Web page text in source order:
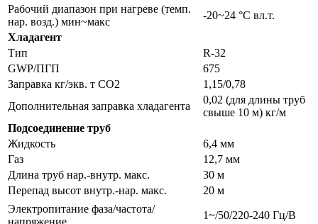
Рабочий диапазон при нагреве (темп.
нар. возд.) мин~макс
-20~24 °C вл.т.
Хладагент
Тип
R-32
GWP/ПГП
675
Заправка кг/экв. т СО2
1,15/0,78
Дополнительная заправка хладагента
0,02 (для длины труб
свыше 10 м) кг/м
Подсоединение труб
Жидкость
6,4 мм
Газ
12,7 мм
Длина труб нар.-внутр. макс.
30 м
Перепад высот внутр.-нар. макс.
20 м
Электропитание фаза/частота/
напряжение
1~/50/220-240 Гц/В